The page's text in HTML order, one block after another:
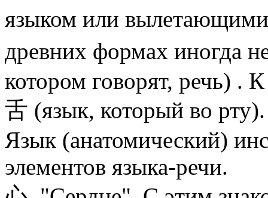
языком или
древних формах иногда
котором говорят, речь) .
舌 (язык, который во
Язык (анатомический)
элементов языка-речи.